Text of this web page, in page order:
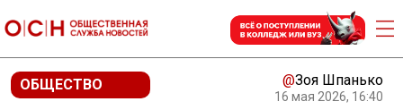
ОБЩЕСТВО @Зоя Шпанько
16 мая 2026, 16:40